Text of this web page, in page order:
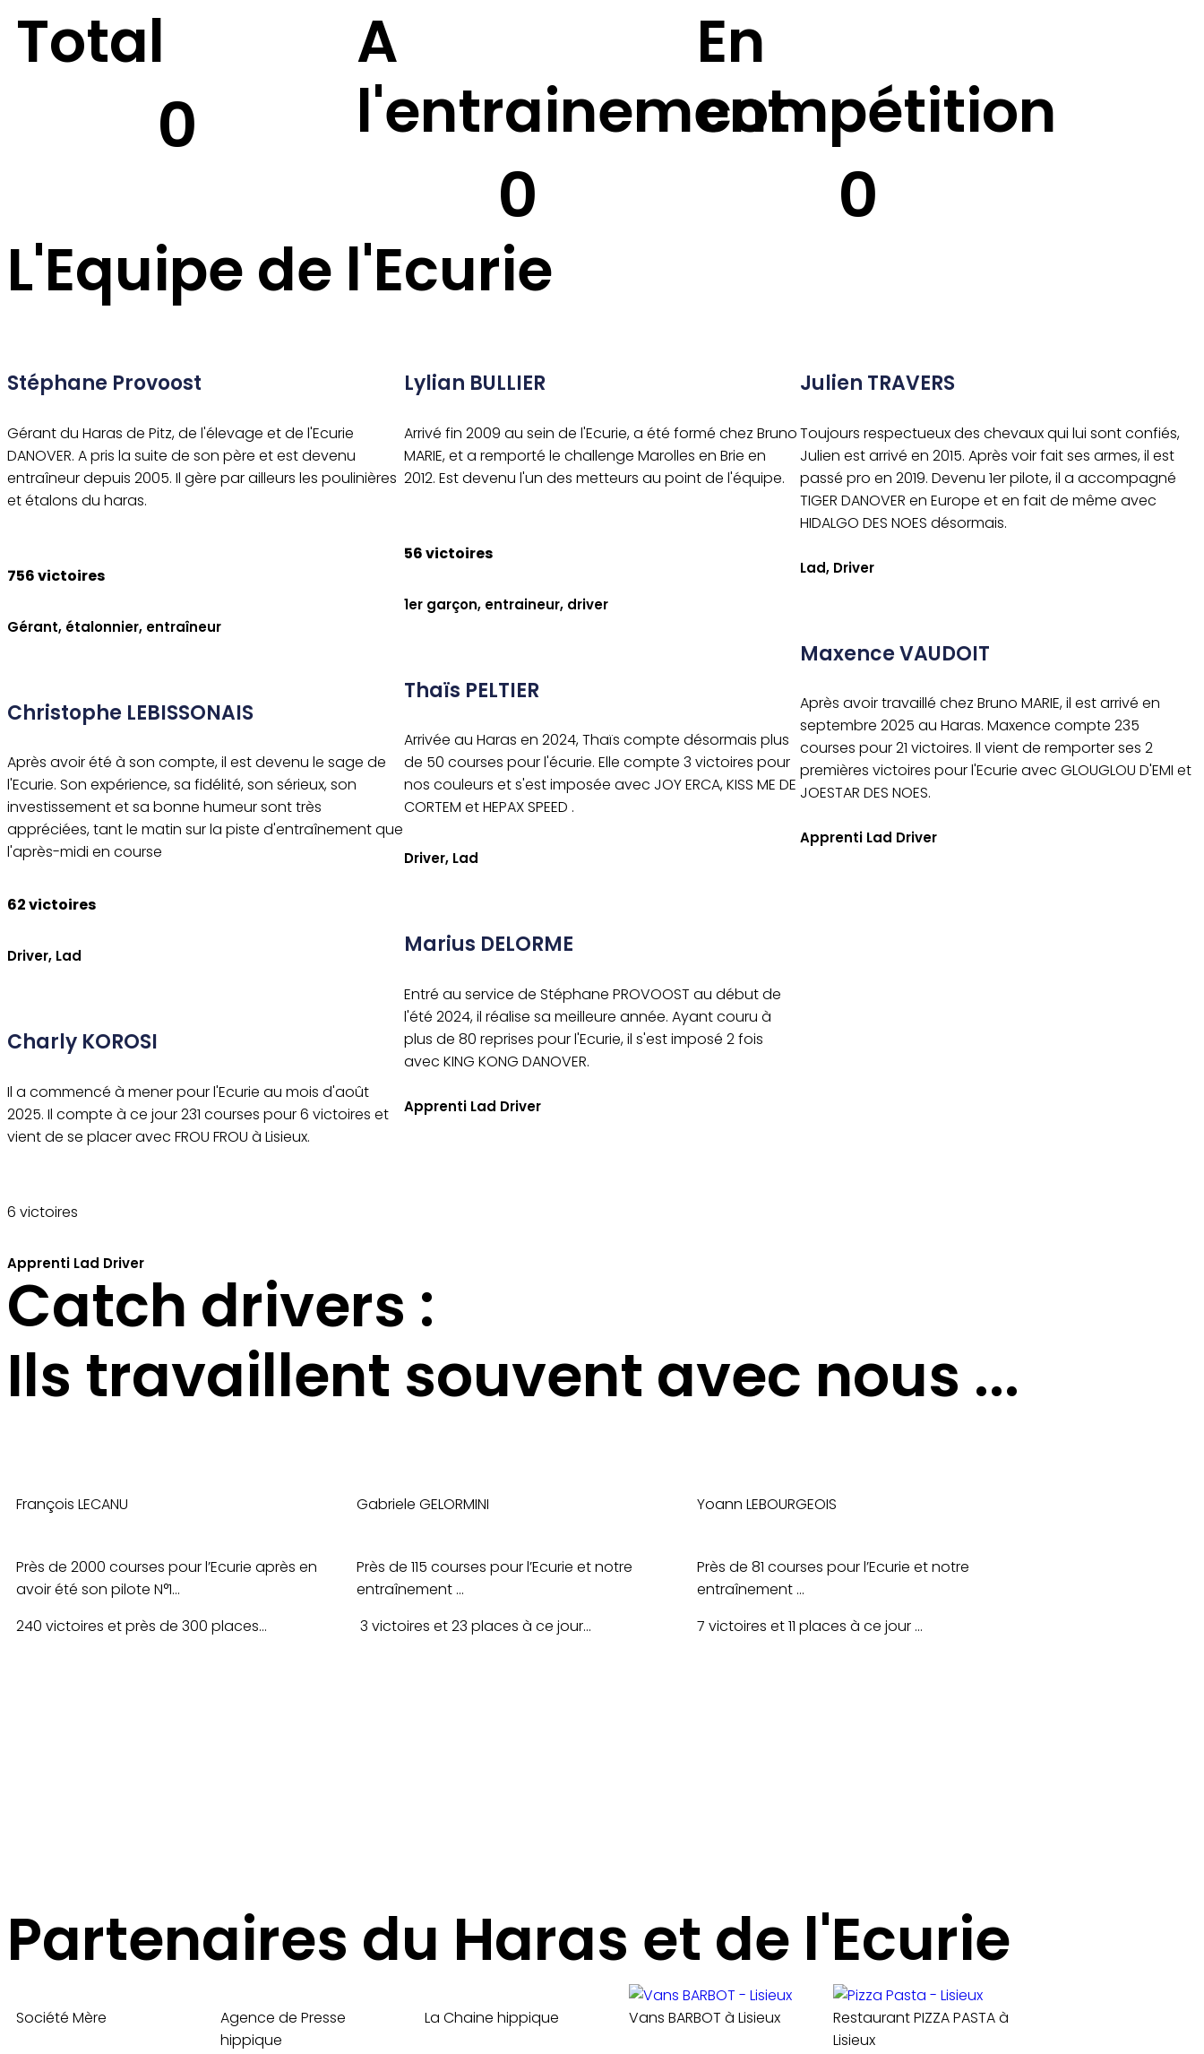
Total
0
A
l'entrainement
0
En
compétition
0
L'Equipe de l'Ecurie
Stéphane Provoost
Gérant du Haras de Pitz, de l'élevage et de l'Ecurie
DANOVER. A pris la suite de son père et est devenu
entraîneur depuis 2005. Il gère par ailleurs les poulinières
et étalons du haras.
756 victoires
Gérant, étalonnier, entraîneur
Christophe LEBISSONAIS
Après avoir été à son compte, il est devenu le sage de
l'Ecurie. Son expérience, sa fidélité, son sérieux, son
investissement et sa bonne humeur sont très
appréciées, tant le matin sur la piste d'entraînement que
l'après-midi en course
62 victoires
Driver, Lad
Charly KOROSI
Il a commencé à mener pour l'Ecurie au mois d'août
2025. Il compte à ce jour 231 courses pour 6 victoires et
vient de se placer avec FROU FROU à Lisieux.
6 victoires
Apprenti Lad Driver
Lylian BULLIER
Arrivé fin 2009 au sein de l'Ecurie, a été formé chez Bruno
MARIE, et a remporté le challenge Marolles en Brie en
2012. Est devenu l'un des metteurs au point de l'équipe.
56 victoires
1er garçon, entraineur, driver
Thaïs PELTIER
Arrivée au Haras en 2024, Thaïs compte désormais plus
de 50 courses pour l'écurie. Elle compte 3 victoires pour
nos couleurs et s'est imposée avec JOY ERCA, KISS ME DE
CORTEM et HEPAX SPEED .
Driver, Lad
Marius DELORME
Entré au service de Stéphane PROVOOST au début de
l'été 2024, il réalise sa meilleure année. Ayant couru à
plus de 80 reprises pour l'Ecurie, il s'est imposé 2 fois
avec KING KONG DANOVER.
Apprenti Lad Driver
Julien TRAVERS
Toujours respectueux des chevaux qui lui sont confiés,
Julien est arrivé en 2015. Après voir fait ses armes, il est
passé pro en 2019. Devenu 1er pilote, il a accompagné
TIGER DANOVER en Europe et en fait de même avec
HIDALGO DES NOES désormais.
Lad, Driver
Maxence VAUDOIT
Après avoir travaillé chez Bruno MARIE, il est arrivé en
septembre 2025 au Haras. Maxence compte 235
courses pour 21 victoires. Il vient de remporter ses 2
premières victoires pour l'Ecurie avec GLOUGLOU D'EMI et
JOESTAR DES NOES.
Apprenti Lad Driver
Catch drivers :
Ils travaillent souvent avec nous ...
François LECANU
Près de 2000 courses pour l’Ecurie après en
avoir été son pilote N°1…
240 victoires et près de 300 places…
Gabriele GELORMINI
Près de 115 courses pour l’Ecurie et notre
entraînement …
3 victoires et 23 places à ce jour…
Yoann LEBOURGEOIS
Près de 81 courses pour l’Ecurie et notre
entraînement …
7 victoires et 11 places à ce jour …
Partenaires du Haras et de l'Ecurie
Société Mère
Agence de Presse
hippique
La Chaine hippique Vans BARBOT à Lisieux
Restaurant PIZZA PASTA à
Lisieux